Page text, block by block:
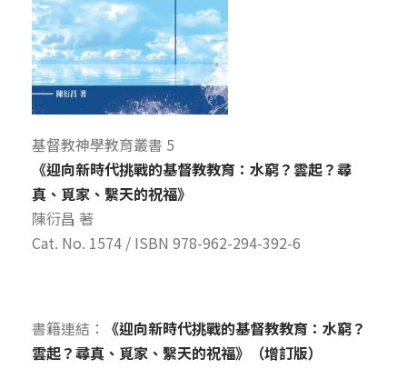
基督教神學教育叢書 5
《迎向新時代挑戰的基督教教育：水窮？雲起？尋
真、覓家、繫天的祝福》
陳衍昌 著
Cat. No. 1574 / ISBN 978-962-294-392-6
書籍連結：
《迎向新時代挑戰的基督教教育：水窮？
雲起？尋真、覓家、繫天的祝福》（增訂版）